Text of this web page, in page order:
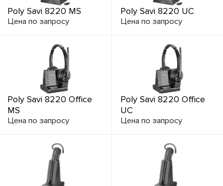
Poly Savi 8220 MS
Цена по запросу
Poly Savi 8220 UC
Цена по запросу
Poly Savi 8220 Office
MS
Цена по запросу
Poly Savi 8220 Office
UC
Цена по запросу